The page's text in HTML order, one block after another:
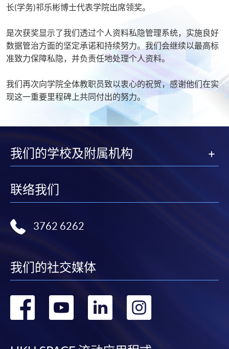
长(学务)祁乐彬博士代表学院出席领奖。
是次获奖显示了我们透过个人资料私隐管理系统，实施良好
数据管治方面的坚定承诺和持续努力。我们会继续以最高标
准致力保障私隐，并负责任地处理个人资料。
我们再次向学院全体教职员致以衷心的祝贺，感谢他们在实
现这一重要里程碑上共同付出的努力。
我们的学校及附属机构
联络我们
3762 6262
我们的社交媒体
转 转 转 转